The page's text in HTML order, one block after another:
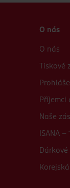
O nás
O nás
Tiskové
Příjemci
Naše
ISANA